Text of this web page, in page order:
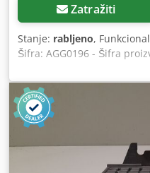
Zatražiti
Stanje: rabljeno,
Šifra: AGG0196 - Šifra
Stanje: Korišteno -
Kompatibilan stroj: CNC
ste zainteresirani, nudimo
nas. Dcodpfx Aevu Uqueckek